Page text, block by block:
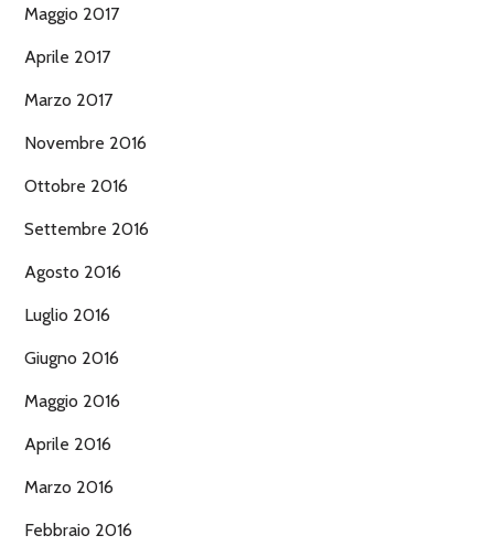
Maggio 2017
Aprile 2017
Marzo 2017
Novembre 2016
Ottobre 2016
Settembre 2016
Agosto 2016
Luglio 2016
Giugno 2016
Maggio 2016
Aprile 2016
Marzo 2016
Febbraio 2016